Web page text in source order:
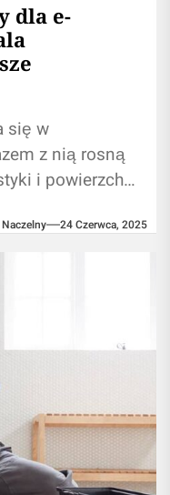
dla e-
się w
z nią rosną
i powierzchni
24 Czerwca, 2025